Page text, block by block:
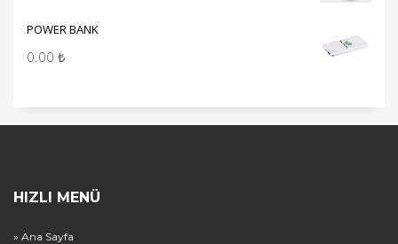
POWER BANK
0.00 ₺
HIZLI MENÜ
» Ana Sayfa